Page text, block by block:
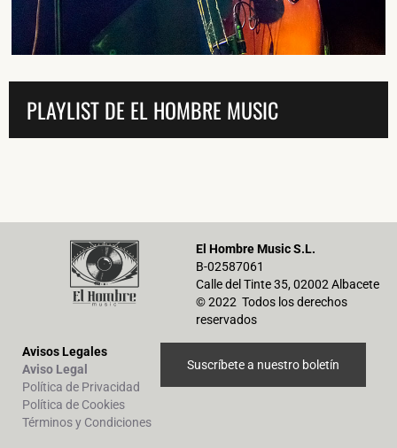
PLAYLIST DE EL HOMBRE MUSIC
El Hombre Music S.L.
B-02587061
Calle del Tinte 35, 02002 Albacete
© 2022 Todos los derechos
reservados
Avisos Legales
Aviso Legal
Política de Privacidad
Política de Cookies
Términos y Condiciones
Suscríbete a nuestro boletín